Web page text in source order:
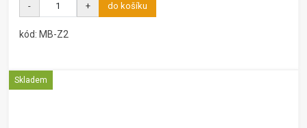
- + do košíku
kód: MB-Z2
Skladem